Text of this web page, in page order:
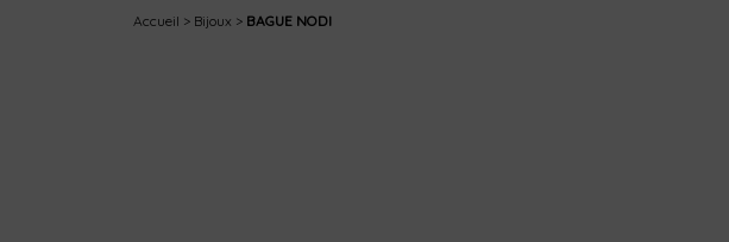
Accueil Bijoux BAGUE NODI